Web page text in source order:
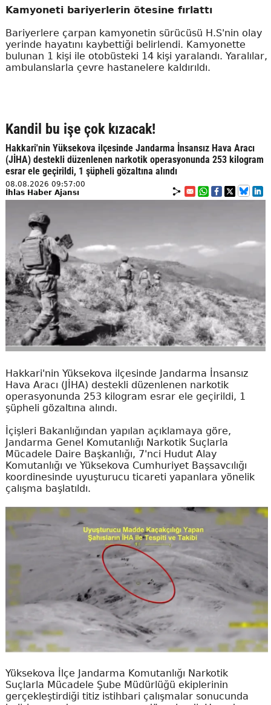
Kamyoneti bariyerlerin ötesine fırlattı
Bariyerlere çarpan kamyonetin sürücüsü H.S'nin olay
yerinde hayatını kaybettiği belirlendi. Kamyonette
bulunan 1 kişi ile otobüsteki 14 kişi yaralandı. Yaralılar,
ambulanslarla çevre hastanelere kaldırıldı.
Kandil bu işe çok kızacak!
Hakkari'nin Yüksekova ilçesinde Jandarma İnsansız Hava Aracı
(JİHA) destekli düzenlenen narkotik operasyonunda 253 kilogram
esrar ele geçirildi, 1 şüpheli gözaltına alındı
08.08.2026 09:57:00
İhlas Haber Ajansı
Hakkari'nin Yüksekova ilçesinde Jandarma İnsansız
Hava Aracı (JİHA) destekli düzenlenen narkotik
operasyonunda 253 kilogram esrar ele geçirildi, 1
şüpheli gözaltına alındı.
İçişleri Bakanlığından yapılan açıklamaya göre,
Jandarma Genel Komutanlığı Narkotik Suçlarla
Mücadele Daire Başkanlığı, 7'nci Hudut Alay
Komutanlığı ve Yüksekova Cumhuriyet Başsavcılığı
koordinesinde uyuşturucu ticareti yapanlara yönelik
çalışma başlatıldı.
Yüksekova İlçe Jandarma Komutanlığı Narkotik
Suçlarla Mücadele Şube Müdürlüğü ekiplerinin
gerçekleştirdiği titiz istihbari çalışmalar sonucunda